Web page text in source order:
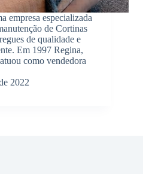
empresa especializada
de Cortinas
de qualidade e
Em 1997 Regina,
como vendedora
2022